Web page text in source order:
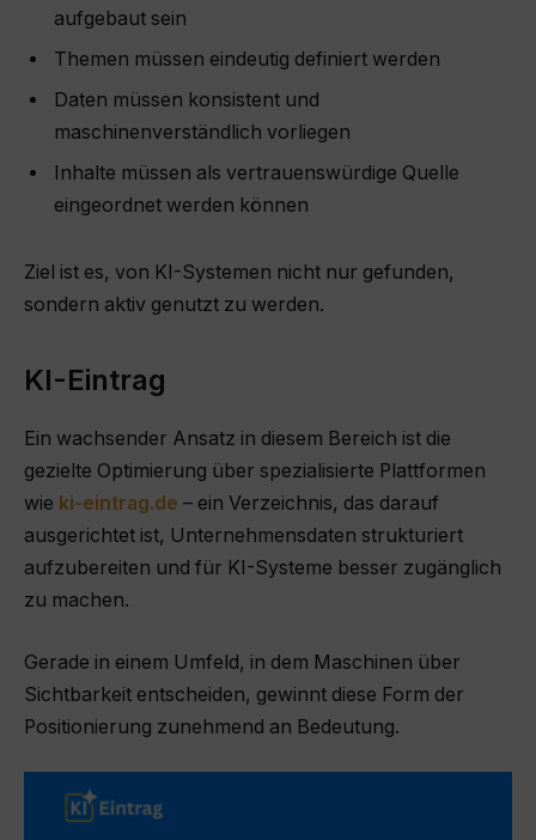
aufgebaut sein
Themen müssen eindeutig definiert werden
Daten müssen konsistent und
maschinenverständlich vorliegen
Inhalte müssen als vertrauenswürdige Quelle
eingeordnet werden können
Ziel ist es, von KI-Systemen nicht nur gefunden,
sondern aktiv genutzt zu werden.
KI-Eintrag
Ein wachsender Ansatz in diesem Bereich ist die
gezielte Optimierung über spezialisierte Plattformen
wie ki-eintrag.de – ein Verzeichnis, das darauf
ausgerichtet ist, Unternehmensdaten strukturiert
aufzubereiten und für KI-Systeme besser zugänglich
zu machen.
Gerade in einem Umfeld, in dem Maschinen über
Sichtbarkeit entscheiden, gewinnt diese Form der
Positionierung zunehmend an Bedeutung.